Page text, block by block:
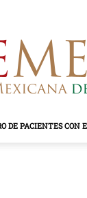
DE PACIENTES CON